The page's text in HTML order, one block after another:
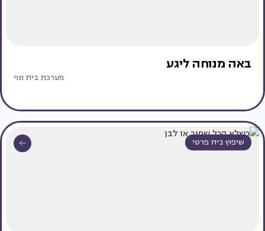
באה מנוחה ליגע
מערכת בית ונוי
שיפוץ בית פרטי